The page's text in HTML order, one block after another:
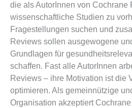
die als AutorInnen von Cochrane
wissenschaftliche Studien zu
Fragestellungen suchen und
Reviews sollen ausgewogene
Grundlagen für
schaffen. Fast alle AutorInnen
Reviews – ihre Motivation ist die
optimieren. Als gemeinnützige
Organisation akzeptiert